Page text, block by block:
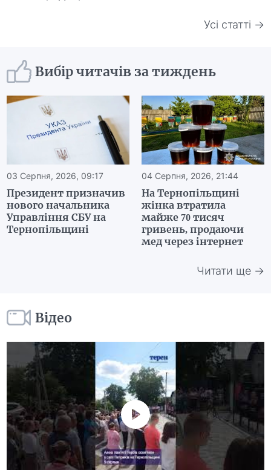
Усі статті →
Вибір читачів за тиждень
03 Серпня, 2026, 09:17
Президент призначив
нового начальника
Управління СБУ на
Тернопільщині
04 Серпня, 2026, 21:44
На Тернопільщині
жінка втратила
майже 70 тисяч
гривень, продаючи
мед через інтернет
Читати ще →
Відео